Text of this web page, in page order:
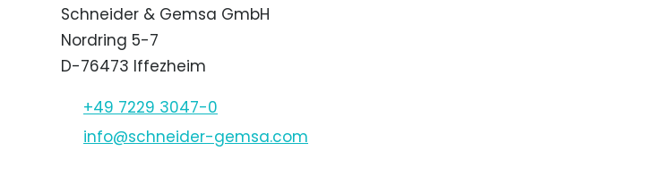
Schneider & Gemsa GmbH
Nordring 5-7
D-76473 Iffezheim
+49 7229 3047-0
nf
schn d r-g ms c m